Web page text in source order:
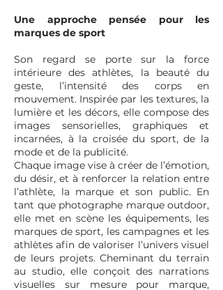
Une approche pensée pour les
marques de sport
Son regard se porte sur la force
intérieure des athlètes, la beauté du
geste, l’intensité des corps en
mouvement. Inspirée par les textures, la
lumière et les décors, elle compose des
images sensorielles, graphiques et
incarnées, à la croisée du sport, de la
mode et de la publicité.
Chaque image vise à créer de l’émotion,
du désir, et à renforcer la relation entre
l’athlète, la marque et son public. En
tant que photographe marque outdoor,
elle met en scène les équipements, les
marques de sport, les campagnes et les
athlètes afin de valoriser l’univers visuel
de leurs projets. Cheminant du terrain
au studio, elle conçoit des narrations
visuelles sur mesure pour marque,